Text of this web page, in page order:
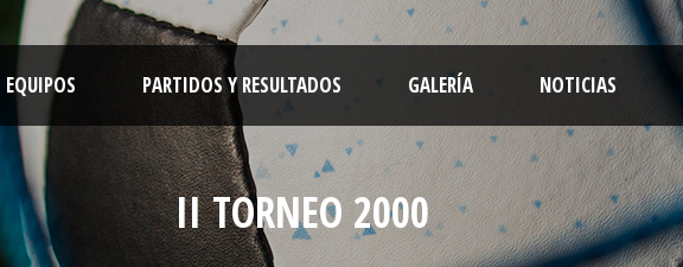
EQUIPOS PARTIDOS Y RESULTADOS GALERÍA NOTICIAS
II TORNEO 2000